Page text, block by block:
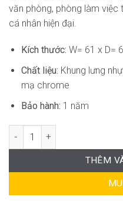
văn phòng, phòng làm việc
cá nhân hiện đại.
Kích thước: W= 61 x D=
Chất liệu: Khung lưng
mạ chrome
Bảo hành: 1 năm
Ghế Văn Phòng Ngã Nằm
THÊM